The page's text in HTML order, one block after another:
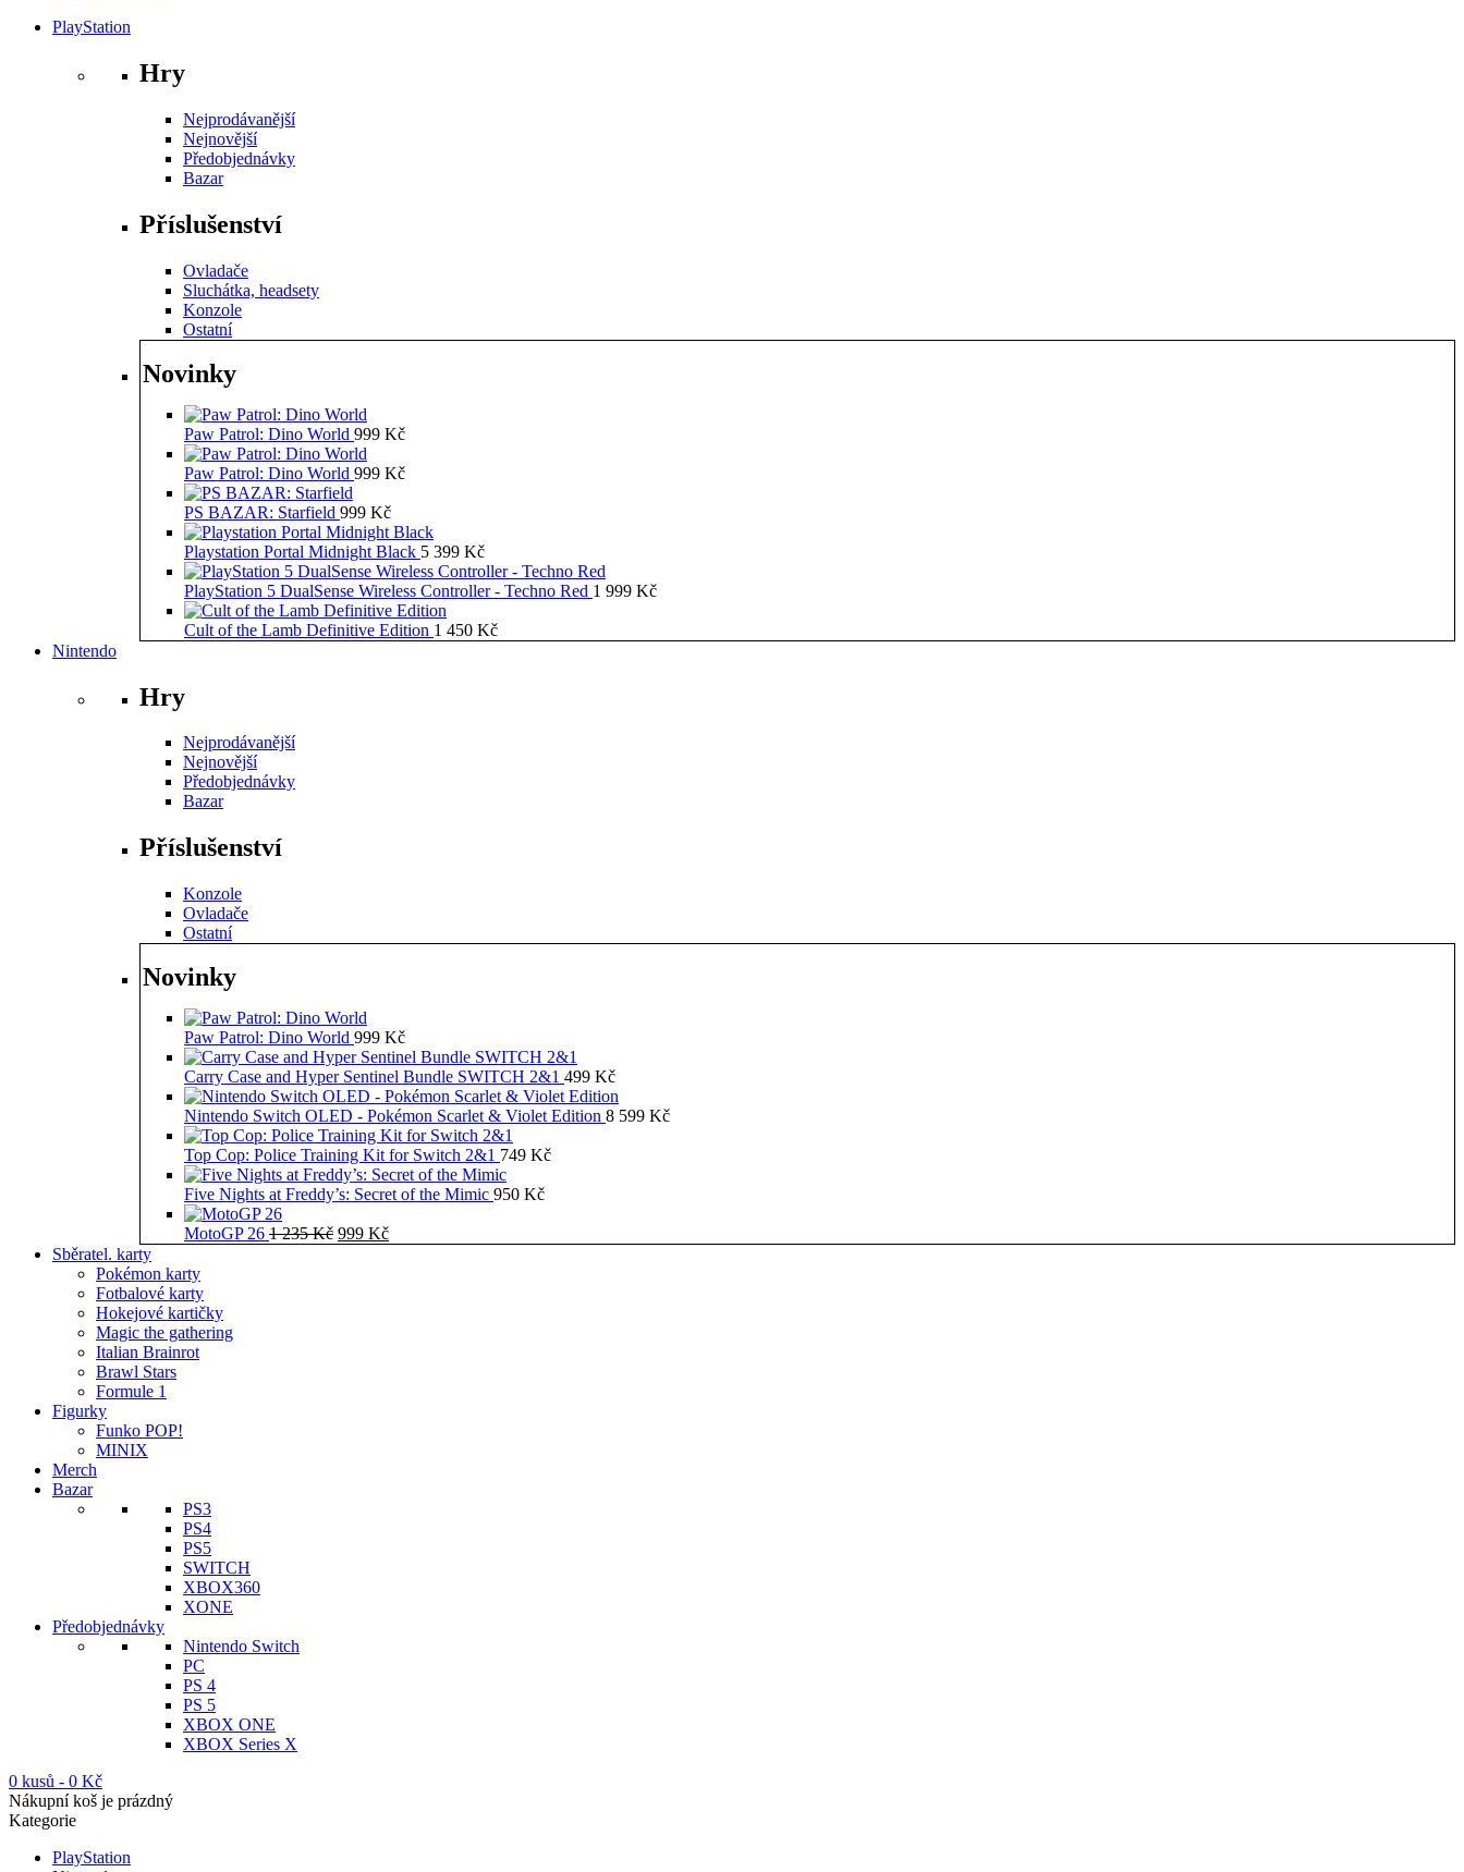
PlayStation
Hry
Nejprodávanější
Nejnovější
Předobjednávky
Bazar
Příslušenství
Ovladače
Sluchátka, headsety
Konzole
Ostatní
Novinky
Paw Patrol: Dino World 999 Kč
Paw Patrol: Dino World 999 Kč
PS BAZAR: Starfield 999 Kč
Playstation Portal Midnight Black 5 399 Kč
PlayStation 5 DualSense Wireless Controller - Techno Red 1 999 Kč
Cult of the Lamb Definitive Edition 1 450 Kč
Nintendo
Hry
Nejprodávanější
Nejnovější
Předobjednávky
Bazar
Příslušenství
Konzole
Ovladače
Ostatní
Novinky
Paw Patrol: Dino World 999 Kč
Carry Case and Hyper Sentinel Bundle SWITCH 2&1 499 Kč
Nintendo Switch OLED - Pokémon Scarlet & Violet Edition 8 599 Kč
Top Cop: Police Training Kit for Switch 2&1 749 Kč
Five Nights at Freddy’s: Secret of the Mimic 950 Kč
MotoGP 26 1 235Kč Původní
999 KčAktuální
Sběratel. karty
Pokémon karty
Fotbalové karty
Hokejové kartičky
Magic the gathering
Italian Brainrot
Brawl Stars
Formule 1
Figurky
Funko POP!
MINIX
Merch
Bazar
PS3
PS4
PS5
SWITCH
XBOX360
XONE
Předobjednávky
Nintendo Switch
PC
PS 4
PS 5
XBOX ONE
XBOX Series X
0 kusů - 0 Kč
Nákupní koš je prázdný
Kategorie
PlayStation